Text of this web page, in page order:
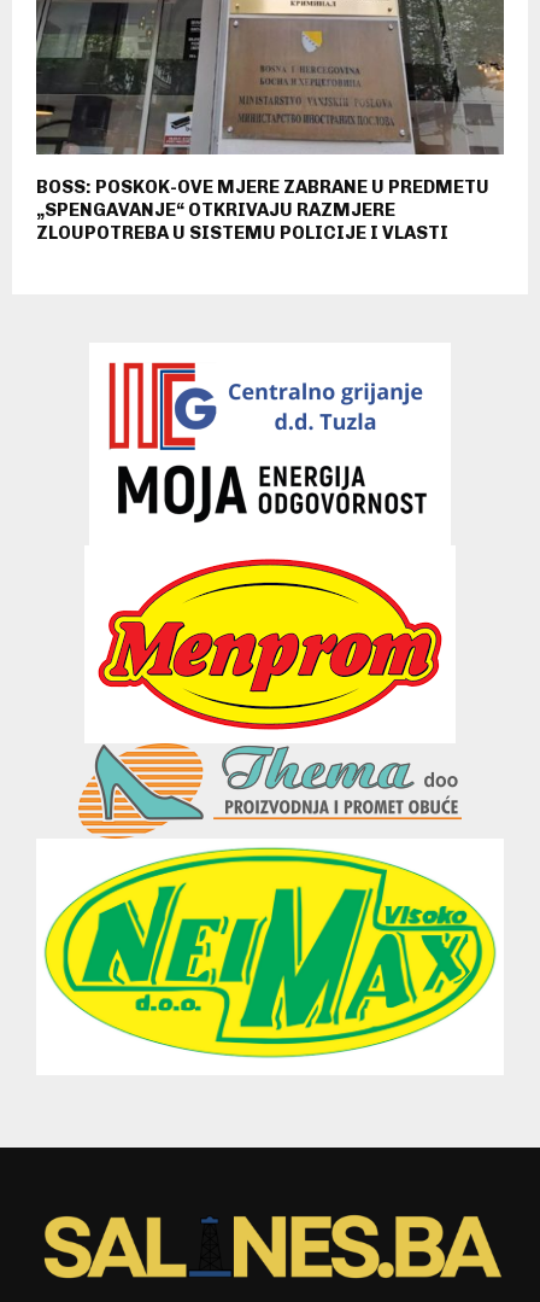
BOSS: POSKOK-OVE MJERE ZABRANE U PREDMETU
„SPENGAVANJE“ OTKRIVAJU RAZMJERE
ZLOUPOTREBA U SISTEMU POLICIJE I VLASTI